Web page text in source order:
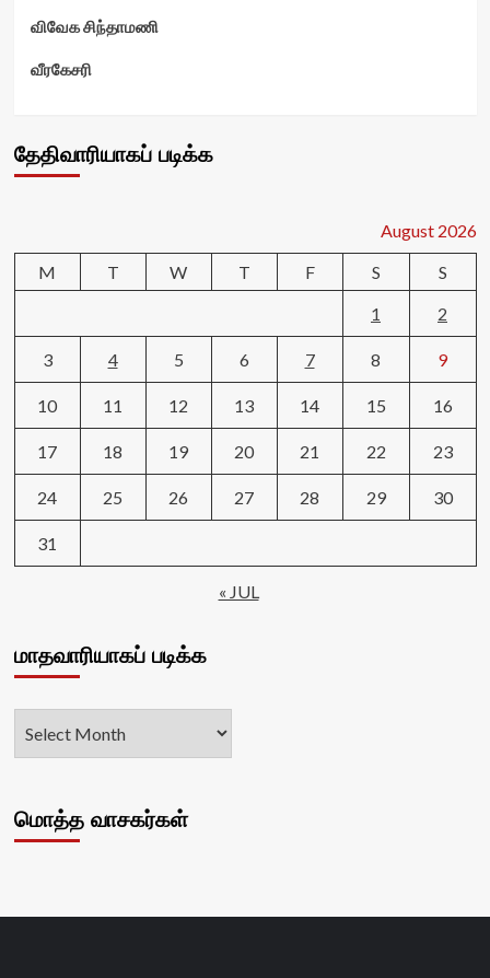
விவேக சிந்தாமணி
வீரகேசரி
தேதிவாரியாகப் படிக்க
August 2026
M
T W T F S
S
1
2
3 4 5 6 7 8 9
10 11 12 13 14 15 16
17 18 19 20 21 22 23
24 25 26 27 28 29 30
31
« JUL
மாதவாரியாகப் படிக்க
மொத்த வாசகர்கள்